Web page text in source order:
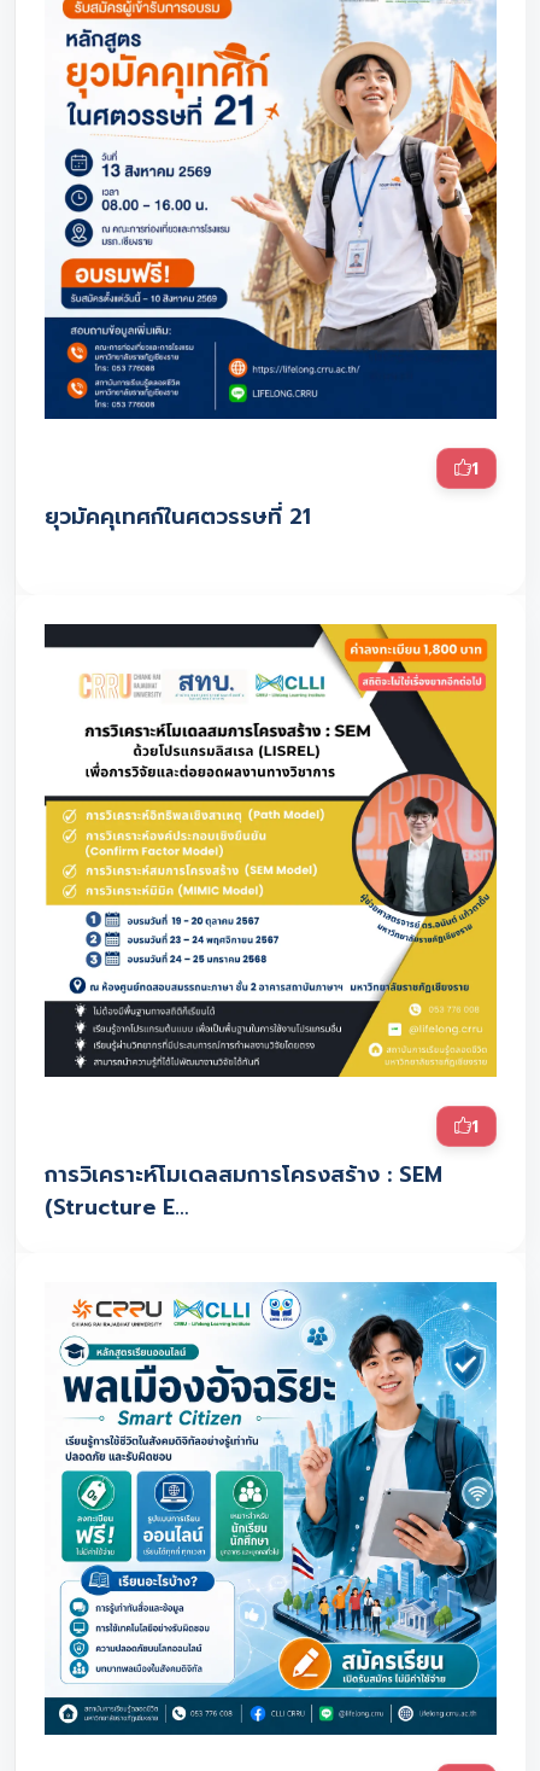
1
ยุวมัคคุเทศก์ในศตวรรษที่ 21
1
การวิเคราะห์โมเดลสมการโครงสร้าง : SEM
(Structure E…